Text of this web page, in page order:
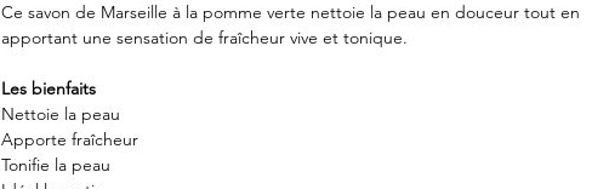
Ce savon de Marseille à la pomme verte nettoie la peau en douceur tout en
apportant une sensation de fraîcheur vive et tonique.
Les bienfaits
Nettoie la peau
Apporte fraîcheur
Tonifie la peau